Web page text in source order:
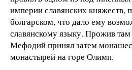
империи славянских княжеств,
болгарском, что дало ему
славянскому языку. Прожив там
Мефодий принял затем
монастырей на горе Олимп.